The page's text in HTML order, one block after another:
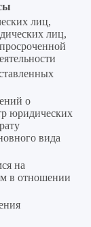
лиц,
лиц,
о
юридических
вида
на
в отношении